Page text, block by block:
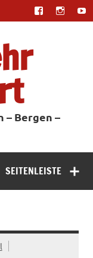
– Bergen –
SEITENLEISTE